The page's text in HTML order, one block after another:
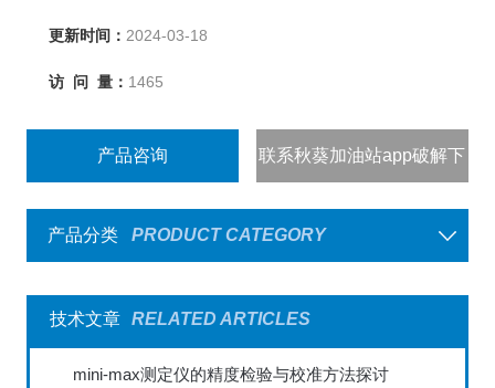
更新时间： 2024-03-18
访 问 量： 1465
产品咨询 联系秋葵加油站app破解下
载
产品分类
PRODUCT CATEGORY
技术文章 RELATED ARTICLES
mini-max测定仪的精度检验与校准方法探讨